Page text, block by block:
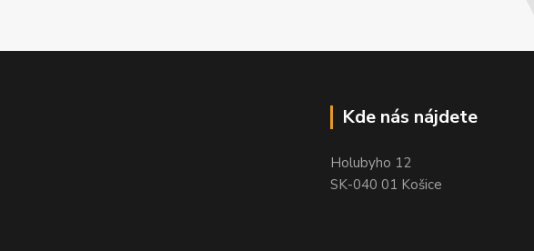
Kde nás nájdete
Holubyho 12
SK-040 01 Košice